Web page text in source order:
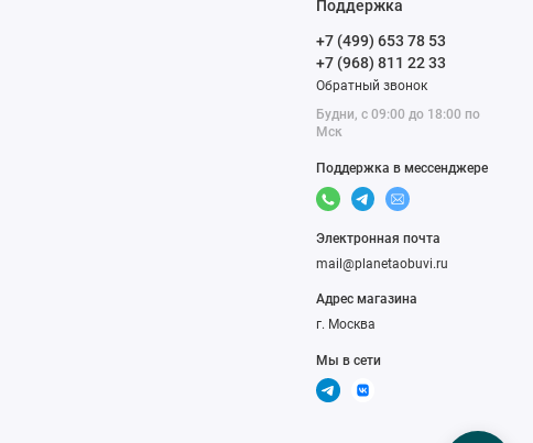
Поддержка
+7 (499) 653 78 53
+7 (968) 811 22 33
Обратный звонок
Будни, с 09:00 до 18:00 по
Мск
Поддержка в мессенджере
Электронная почта
mail@planetaobuvi.ru
Адрес магазина
г. Москва
Мы в сети